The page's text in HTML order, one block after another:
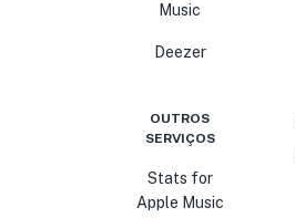
Music
Deezer
OUTROS
SERVIÇOS
Stats for
Apple Music